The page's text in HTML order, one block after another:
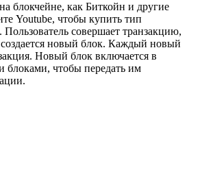
блокчейне, как Биткойн и другие
Youtube, чтобы купить тип
Пользователь совершает транзакцию,
создается новый блок. Каждый новый
Новый блок включается в
блоками, чтобы передать им